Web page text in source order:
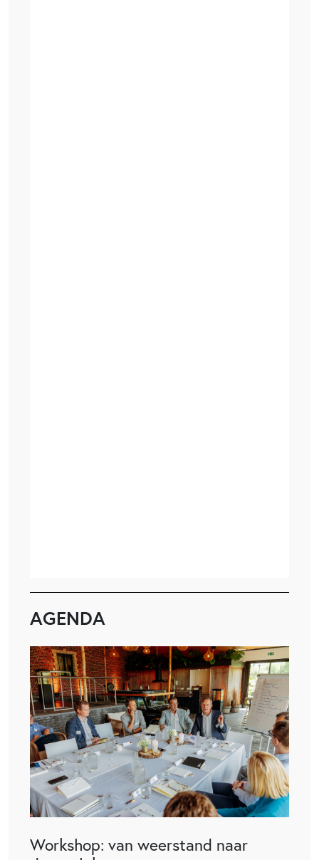
AGENDA
Workshop: van weerstand naar